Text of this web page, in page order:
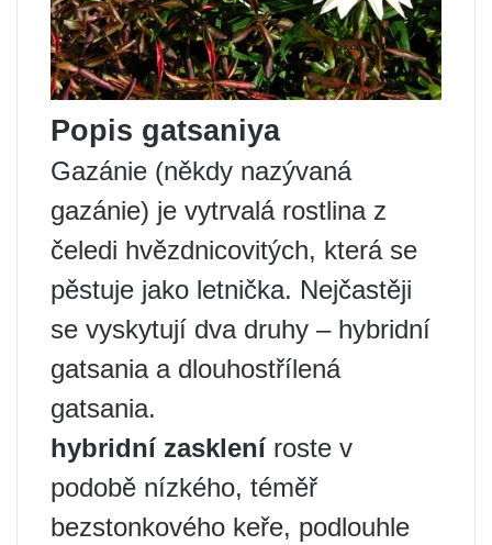
Popis gatsaniya
Gazánie (někdy nazývaná
gazánie) je vytrvalá rostlina z
čeledi hvězdnicovitých, která se
pěstuje jako letnička. Nejčastěji
se vyskytují dva druhy – hybridní
gatsania a dlouhostřílená
gatsania.
hybridní zaskleníroste v
podobě nízkého, téměř
bezstonkového keře, podlouhle